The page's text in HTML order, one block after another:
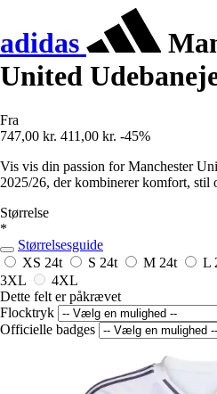
adidas
United
Fra
747,00 kr. 411,00 kr. -45%
Vis vis din passion for Manchester
2025/26, der kombinerer komfort, stil
Størrelse
*
Størrelsesguide
XS 24t S 24t M 24t L
3XL
4XL
Dette felt er påkrævet
Flocktryk
Officielle badges